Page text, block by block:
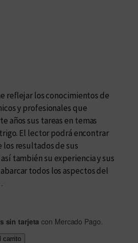
reflejar los conocimientos de
y profesionales que
años sus tareas en temas
El lector podrá encontrar
resultados de sus
también su experiencia y sus
todos los aspectos del
sin tarjeta con Mercado Pago.
carrito